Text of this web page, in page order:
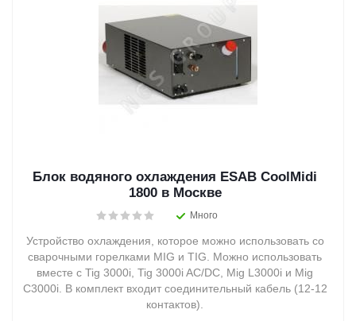
Блок водяного охлаждения ESAB CoolMidi
1800 в Москве
Много
Устройство охлаждения, которое можно использовать со
сварочными горелками MIG и TIG. Можно использовать
вместе с Tig 3000i, Tig 3000i AC/DC, Mig L3000i и Mig
C3000i. В комплект входит соединительный кабель (12-12
контактов).